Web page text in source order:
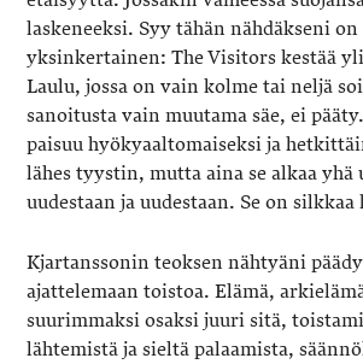
laskeneeksi. Syy tähän nähdäkseni on
yksinkertainen: The Visitors kestää
Laulu, jossa on vain kolme tai neljä
sanoitusta vain muutama säe, ei
paisuu hyökyaaltomaiseksi ja
lähes tyystin, mutta aina se alkaa yhä
uudestaan ja uudestaan. Se on
Kjartanssonin teoksen nähtyäni
ajattelemaan toistoa. Elämä,
suurimmaksi osaksi juuri sitä,
lähtemistä ja sieltä palaamista,